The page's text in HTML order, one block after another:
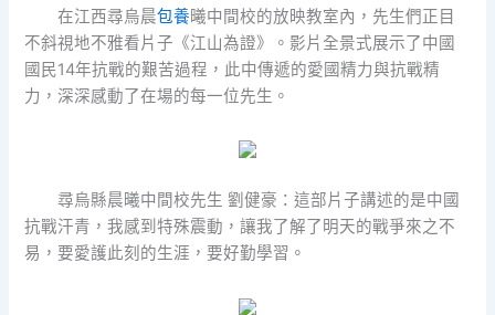
在江西尋烏晨包養曦中間校的放映教室內，先生們正目
不斜視地不雅看片子《江山為證》。影片全景式展示了中國
國民14年抗戰的艱苦過程，此中傳遞的愛國精力與抗戰精
力，深深感動了在場的每一位先生。
尋烏縣晨曦中間校先生 劉健豪：這部片子講述的是中國
抗戰汗青，我感到特殊震動，讓我了解了明天的戰爭來之不
易，要愛護此刻的生涯，要好勤學習。